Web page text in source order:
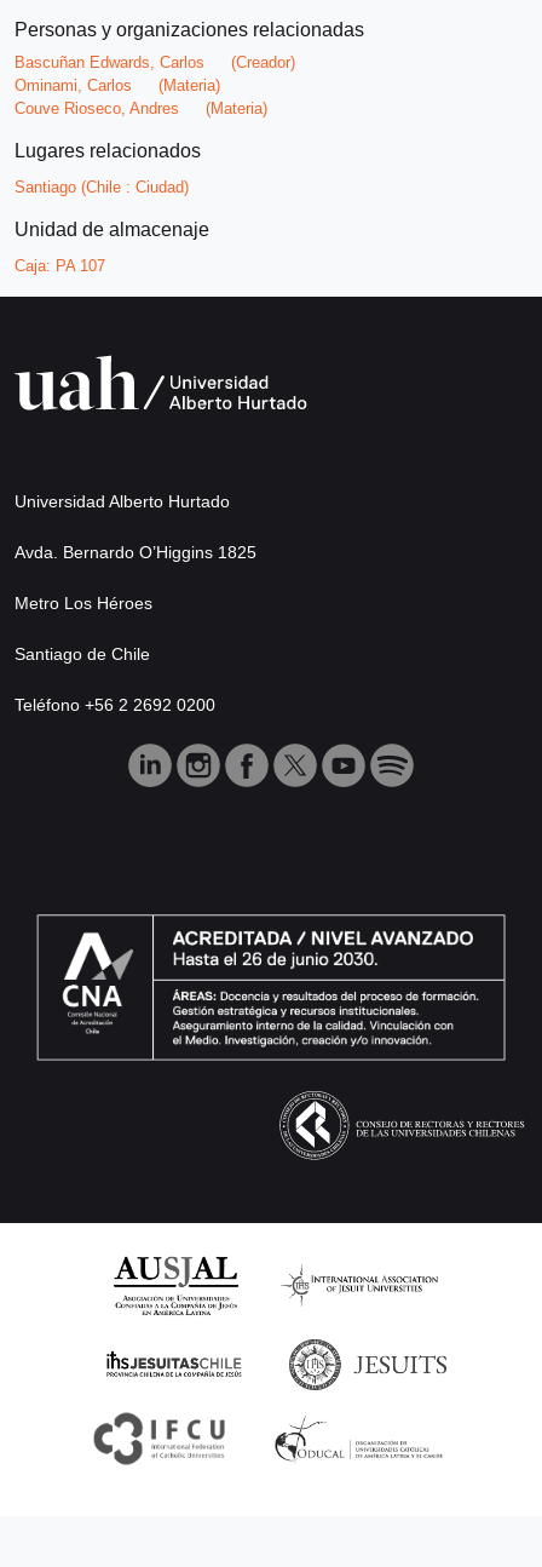
Personas y organizaciones relacionadas
Bascuñan Edwards, Carlos
(Creador)
Ominami, Carlos
(Materia)
Couve Rioseco, Andres
(Materia)
Lugares relacionados
Santiago (Chile : Ciudad)
Unidad de almacenaje
Caja: PA 107
Universidad Alberto Hurtado
Avda. Bernardo O’Higgins 1825
Metro Los Héroes
Santiago de Chile
Teléfono +56 2 2692 0200